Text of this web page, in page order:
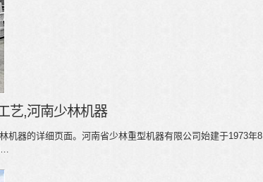
艺,河南少林机器
机器的详细页面。河南省少林重型机器有限公司始建于1973年8
…